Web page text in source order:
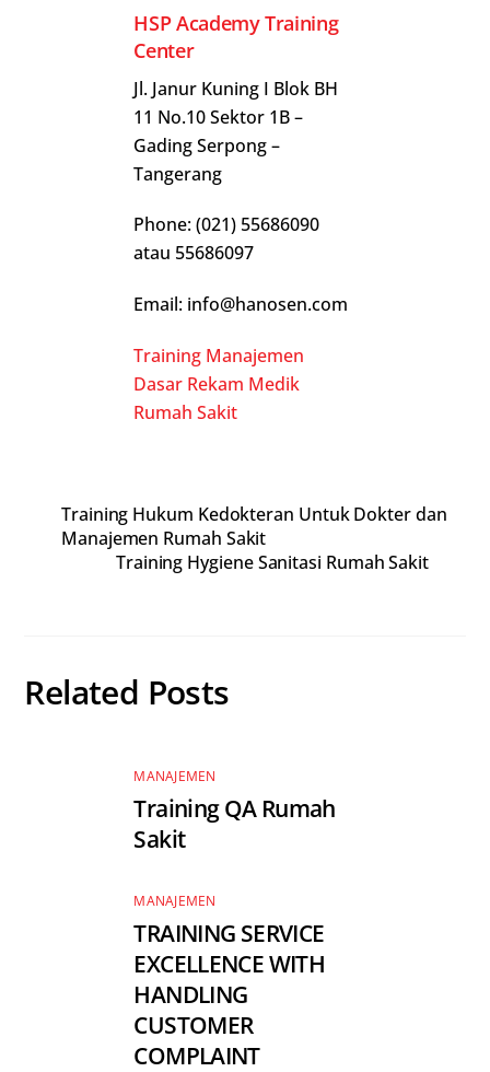
HSP Academy Training
Center
Jl. Janur Kuning I Blok BH
11 No.10 Sektor 1B –
Gading Serpong –
Tangerang
Phone: (021) 55686090
atau 55686097
Email: info@hanosen.com
Training Manajemen
Dasar Rekam Medik
Rumah Sakit
Training Hukum Kedokteran Untuk Dokter dan
Manajemen Rumah Sakit
Training Hygiene Sanitasi Rumah Sakit
Related Posts
MANAJEMEN
Training QA Rumah
Sakit
MANAJEMEN
TRAINING SERVICE
EXCELLENCE WITH
HANDLING
CUSTOMER
COMPLAINT